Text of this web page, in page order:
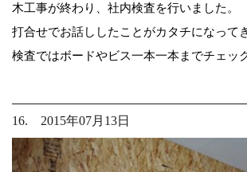
木工事が終わり、社内検査を行いました。
打合せでお話ししたことがカタチになって
検査ではボードやビス一本一本までチェッ
16. 2015年07月13日